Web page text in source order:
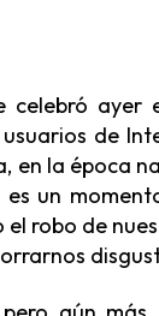
celebró ayer
de
en la época
un
robo de